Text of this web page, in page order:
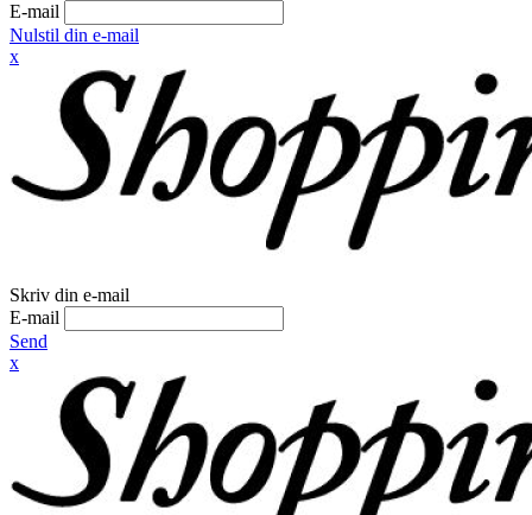
E-mail
Nulstil din e-mail
x
Skriv din e-mail
E-mail
Send
x